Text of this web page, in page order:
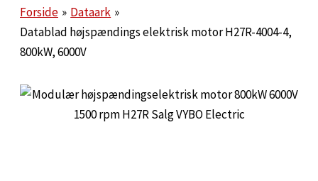
Forside
Dataark
Datablad højspændings elektrisk motor H27R-4004-4,
800kW, 6000V